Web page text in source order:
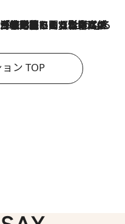
2026.8.3
「住宅建てられない…」「サーチャージ料の高値が続いている」ホルムズ海峡封鎖による影響はいつまで続く？《エネルギー専門家に聞く“どうなる日本の暮らし”》
ン TOP